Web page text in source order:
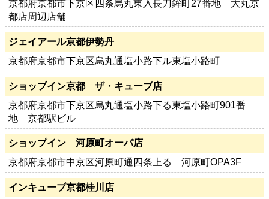
京都府京都市下京区四条烏丸東入長刀鉾町27番地 大丸京
都店周辺店舗
ジェイアール京都伊勢丹
京都府京都市下京区烏丸通塩小路下ル東塩小路町
ショップイン京都 ザ・キューブ店
京都府京都市下京区烏丸通塩小路下る東塩小路町901番
地 京都駅ビル
ショップイン 河原町オーパ店
京都府京都市中京区河原町通四条上る 河原町OPA3F
インキューブ京都桂川店